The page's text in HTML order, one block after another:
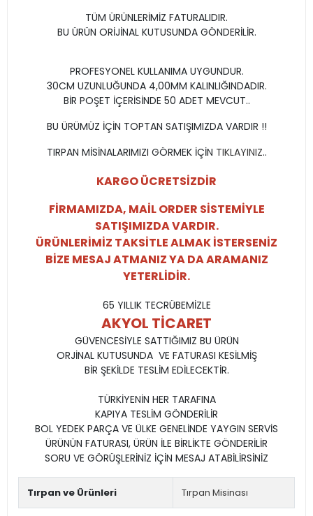
TÜM ÜRÜNLERİMİZ FATURALIDIR.
BU ÜRÜN ORİJİNAL KUTUSUNDA GÖNDERİLİR.
PROFESYONEL KULLANIMA UYGUNDUR.
30CM UZUNLUĞUNDA 4,00MM KALINLIĞINDADIR.
BİR POŞET İÇERİSİNDE 50 ADET MEVCUT..
BU ÜRÜMÜZ İÇİN TOPTAN SATIŞIMIZDA VARDIR !!
TIRPAN MİSİNALARIMIZI GÖRMEK İÇİN TIKLAYINIZ..
KARGO ÜCRETSİZDİR
FİRMAMIZDA, MAİL ORDER SİSTEMİYLE
SATIŞIMIZDA VARDIR.
ÜRÜNLERİMİZ TAKSİTLE ALMAK İSTERSENİZ
BİZE MESAJ ATMANIZ YA DA ARAMANIZ
YETERLİDİR.
65 YILLIK TECRÜBEMİZLE
AKYOL TİCARET
GÜVENCESİYLE SATTIĞIMIZ BU ÜRÜN
ORJİNAL KUTUSUNDA VE FATURASI KESİLMİŞ
BİR ŞEKİLDE TESLİM EDİLECEKTİR.
TÜRKİYENİN HER TARAFINA
KAPIYA TESLİM GÖNDERİLİR
BOL YEDEK PARÇA VE ÜLKE GENELİNDE YAYGIN SERVİS
ÜRÜNÜN FATURASI, ÜRÜN İLE BİRLİKTE GÖNDERİLİR
SORU VE GÖRÜŞLERİNİZ İÇİN MESAJ ATABİLİRSİNİZ
Tırpan ve Ürünleri Tırpan Misinası